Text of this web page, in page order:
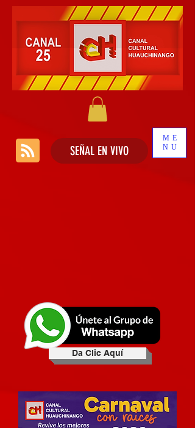
ME
NU
SEÑAL EN VIVO
Da Clic Aquí